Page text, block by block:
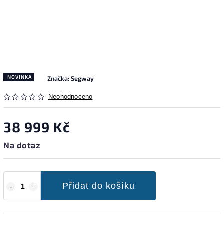
NOVINKA
Neohodnoceno
Značka:Segway
38 999 Kč
Na dotaz
Přidat do košíku